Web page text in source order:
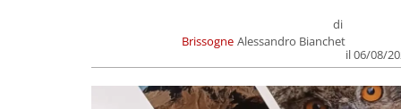
Brissogne
di
Alessandro Bianchet
il 06/08/